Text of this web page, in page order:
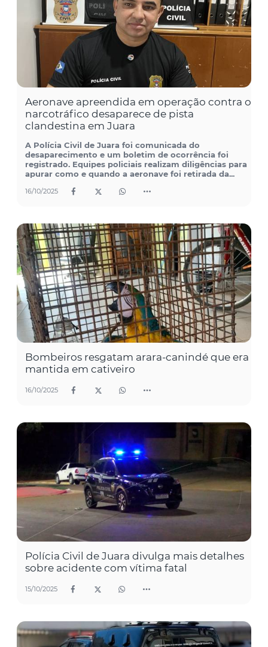
Aeronave apreendida em operação contra o
narcotráfico desaparece de pista
clandestina em Juara
A Polícia Civil de Juara foi comunicada do
desaparecimento e um boletim de ocorrência foi
registrado. Equipes policiais realizam diligências para
apurar como e quando a aeronave foi retirada da...
16/10/2025
Bombeiros resgatam arara-canindé que era
mantida em cativeiro
16/10/2025
Polícia Civil de Juara divulga mais detalhes
sobre acidente com vítima fatal
15/10/2025